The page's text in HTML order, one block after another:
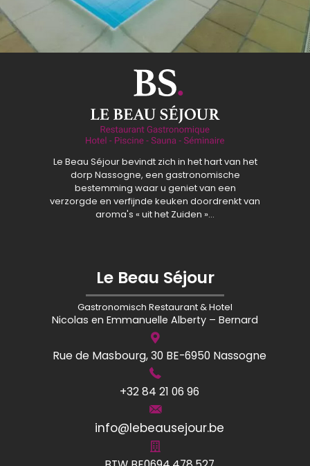
Le Beau Séjour bevindt zich in het hart van het
dorp Nassogne, een gastronomische
bestemming waar u geniet van een
verzorgde en verfijnde keuken doordrenkt van
aroma's « uit het Zuiden »…
Le Beau Séjour
Gastronomisch Restaurant & Hotel
Nicolas en Emmanuelle Alberty – Bernard
Rue de Masbourg, 30 BE-6950 Nassogne
+32 84 21 06 96
info@lebeausejour.be